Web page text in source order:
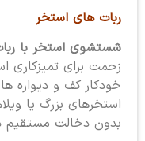
ربات های استخر
شستشوی استخر با
زحمت برای تمیزکاری
خودکار کف و دیواره
استخرهای بزرگ یا
بدون دخالت مستقیم